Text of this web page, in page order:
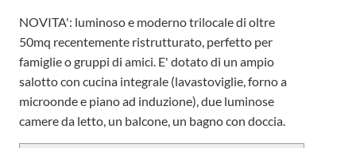
NOVITA': luminoso e moderno trilocale di oltre
50mq recentemente ristrutturato, perfetto per
famiglie o gruppi di amici. E' dotato di un ampio
salotto con cucina integrale (lavastoviglie, forno a
microonde e piano ad induzione), due luminose
camere da letto, un balcone, un bagno con doccia.